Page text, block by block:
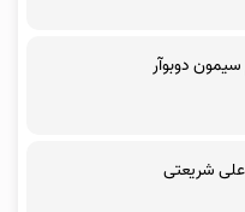
دوبوآر
شریعتی